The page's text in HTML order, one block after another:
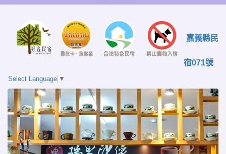
嘉義縣民
宿071號
Select Language ▼